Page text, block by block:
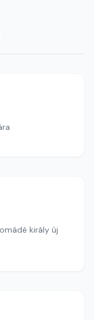
király új